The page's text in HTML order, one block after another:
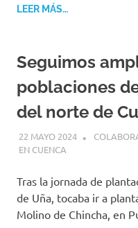
LEER MÁS…
Seguimos
poblaciones
del norte de
22 MAYO 2024
EN CUENCA
Tras la jornada de
de Uña, tocaba ir a
Molino de Chincha, en